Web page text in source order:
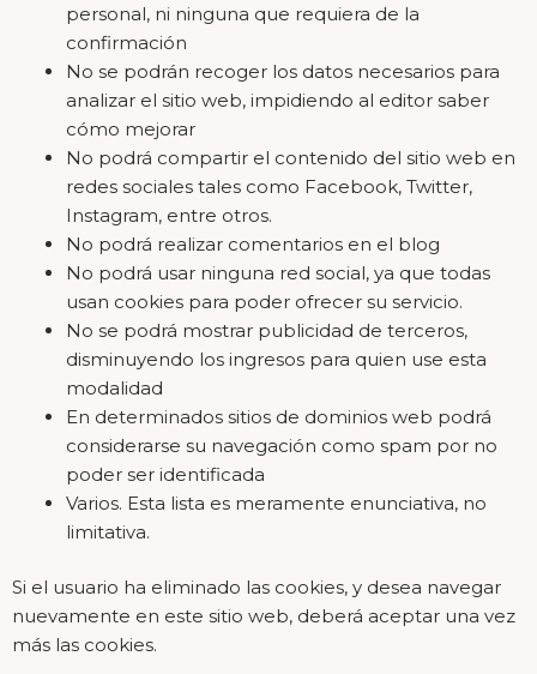
personal, ni ninguna que requiera de la
confirmación
No se podrán recoger los datos necesarios para
analizar el sitio web, impidiendo al editor saber
cómo mejorar
No podrá compartir el contenido del sitio web en
redes sociales tales como Facebook, Twitter,
Instagram, entre otros.
No podrá realizar comentarios en el blog
No podrá usar ninguna red social, ya que todas
usan cookies para poder ofrecer su servicio.
No se podrá mostrar publicidad de terceros,
disminuyendo los ingresos para quien use esta
modalidad
En determinados sitios de dominios web podrá
considerarse su navegación como spam por no
poder ser identificada
Varios. Esta lista es meramente enunciativa, no
limitativa.
Si el usuario ha eliminado las cookies, y desea navegar
nuevamente en este sitio web, deberá aceptar una vez
más las cookies.